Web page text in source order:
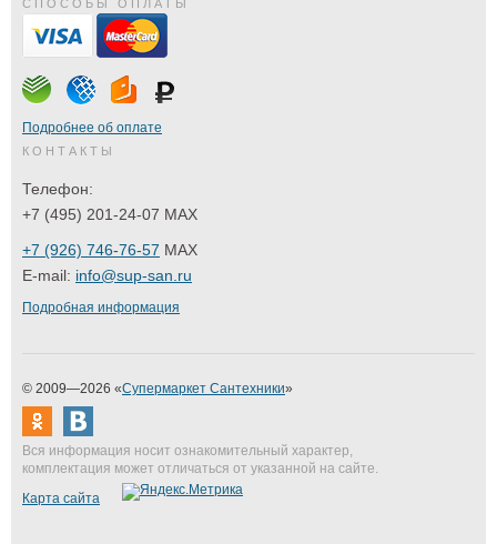
СПОСОБЫ ОПЛАТЫ
Подробнее об оплате
КОНТАКТЫ
Телефон:
+7 (495) 201-24-07 MAX
+7 (926) 746-76-57 MAX
E-mail: info@sup-san.ru
Подробная информация
© 2009—2026 «Супермаркет Сантехники»
Вся информация носит ознакомительный характер,
комплектация может отличаться от указанной на сайте.
Карта сайта